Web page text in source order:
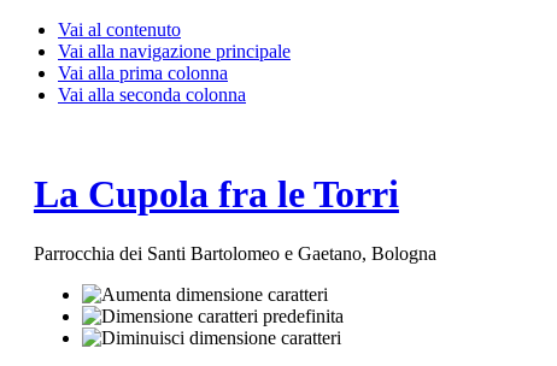
Vai al contenuto
Vai alla navigazione principale
Vai alla prima colonna
Vai alla seconda colonna
La Cupola fra le Torri
Parrocchia dei Santi Bartolomeo e Gaetano, Bologna